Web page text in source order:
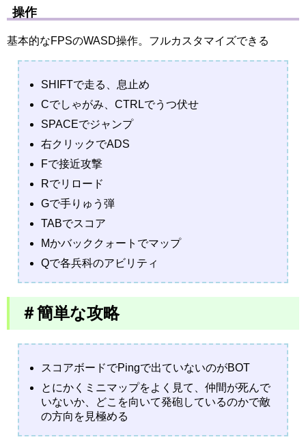
操作
基本的なFPSのWASD操作。フルカスタマイズできる
SHIFTで走る、息止め
Cでしゃがみ、CTRLでうつ伏せ
SPACEでジャンプ
右クリックでADS
Fで接近攻撃
Rでリロード
Gで手りゅう弾
TABでスコア
Mかバッククォートでマップ
Qで各兵科のアビリティ
＃簡単な攻略
スコアボードでPingで出ていないのがBOT
とにかくミニマップをよく見て、仲間が死んで
いないか、どこを向いて発砲しているのかで敵
の方向を見極める